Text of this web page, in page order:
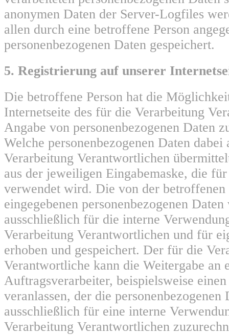
anonymen Daten der Server-Logfiles
allen durch eine betroffene Person
personenbezogenen Daten gespeichert.
5. Registrierung auf unserer
Die betroffene Person hat die
Internetseite des für die Verarbeitung
Angabe von personenbezogenen Daten
Welche personenbezogenen Daten
Verarbeitung Verantwortlichen
aus der jeweiligen Eingabemaske, die
verwendet wird. Die von der betroffenen
eingegebenen personenbezogenen Daten
ausschließlich für die interne
Verarbeitung Verantwortlichen und für
erhoben und gespeichert. Der für die
Verantwortliche kann die Weitergabe an
Auftragsverarbeiter, beispielsweise
veranlassen, der die personenbezogenen
ausschließlich für eine interne
Verarbeitung Verantwortlichen